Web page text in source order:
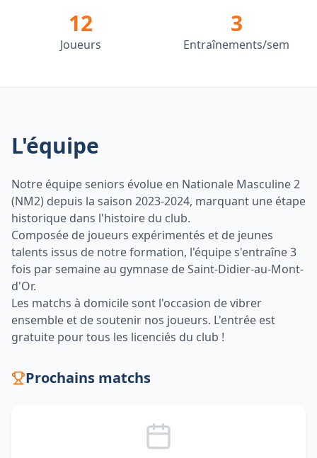
12
Joueurs
3
Entraînements/sem
L'équipe
Notre équipe seniors évolue en Nationale Masculine 2
(NM2) depuis la saison 2023-2024, marquant une étape
historique dans l'histoire du club.
Composée de joueurs expérimentés et de jeunes
talents issus de notre formation, l'équipe s'entraîne 3
fois par semaine au gymnase de Saint-Didier-au-Mont-
d'Or.
Les matchs à domicile sont l'occasion de vibrer
ensemble et de soutenir nos joueurs. L'entrée est
gratuite pour tous les licenciés du club !
Prochains matchs